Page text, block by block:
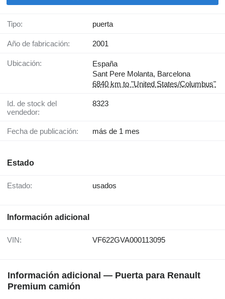
Tipo: puerta
Año de fabricación: 2001
Ubicación:
España
Sant Pere Molanta, Barcelona
6840 km to "United States/Columbus"
Id. de stock del
vendedor:
8323
Fecha de publicación: más de 1 mes
Estado
Estado: usados
Información adicional
VIN: VF622GVA000113095
Información adicional — Puerta para Renault
Premium camión